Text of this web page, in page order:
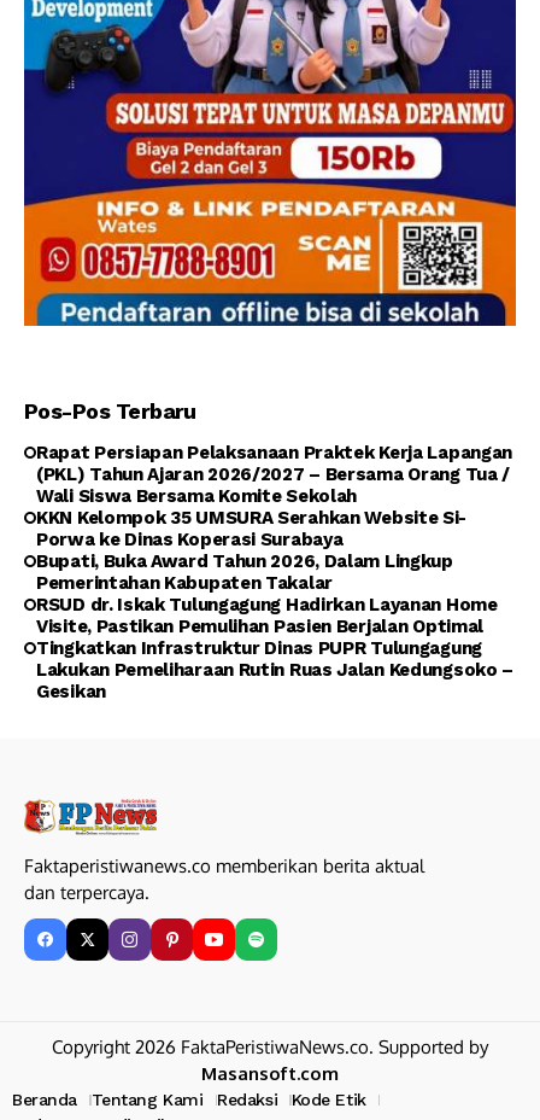
Pos-Pos Terbaru
Rapat Persiapan Pelaksanaan Praktek Kerja Lapangan
(PKL) Tahun Ajaran 2026/2027 – Bersama Orang Tua /
Wali Siswa Bersama Komite Sekolah
KKN Kelompok 35 UMSURA Serahkan Website Si-
Porwa ke Dinas Koperasi Surabaya
Bupati, Buka Award Tahun 2026, Dalam Lingkup
Pemerintahan Kabupaten Takalar
RSUD dr. Iskak Tulungagung Hadirkan Layanan Home
Visite, Pastikan Pemulihan Pasien Berjalan Optimal
Tingkatkan Infrastruktur Dinas PUPR Tulungagung
Lakukan Pemeliharaan Rutin Ruas Jalan Kedungsoko –
Gesikan
Faktaperistiwanews.co memberikan berita aktual
dan terpercaya.
Copyright 2026 FaktaPeristiwaNews.co. Supported by
Masansoft.com
Beranda Tentang Kami Redaksi
Kode Etik